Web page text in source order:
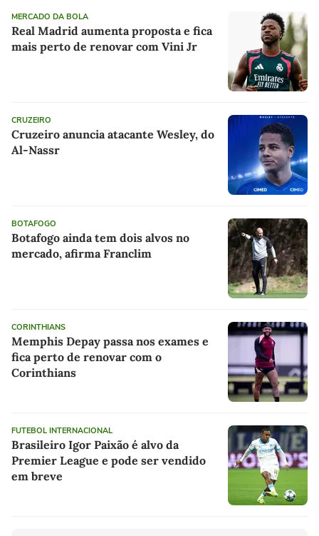
MERCADO DA BOLA
Real Madrid aumenta proposta e fica
mais perto de renovar com Vini Jr
CRUZEIRO
Cruzeiro anuncia atacante Wesley, do
Al-Nassr
BOTAFOGO
Botafogo ainda tem dois alvos no
mercado, afirma Franclim
CORINTHIANS
Memphis Depay passa nos exames e
fica perto de renovar com o
Corinthians
FUTEBOL INTERNACIONAL
Brasileiro Igor Paixão é alvo da
Premier League e pode ser vendido
em breve